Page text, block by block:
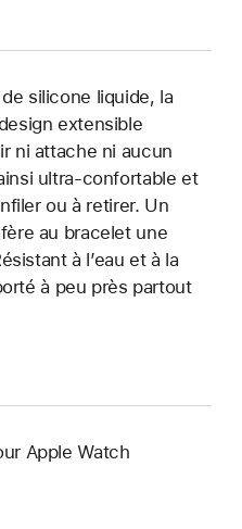
silicone liquide, la
extensible
ni attache ni aucun
ultra-confortable et
ou à retirer. Un
au bracelet une
à l’eau et à la
à peu près partout
Apple Watch